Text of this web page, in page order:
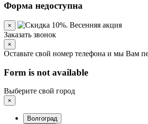
Форма недоступна
×
Заказать звонок
×
Оставьте свой номер телефона и мы Вам
Form is not available
Выберите свой город
×
Волгоград